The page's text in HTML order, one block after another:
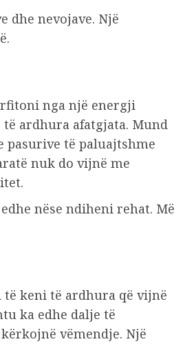
dhe nevojave. Një
nga një energji
ardhura afatgjata. Mund
të paluajtshme
nuk do vijnë me
nëse ndiheni rehat. Më
të keni të ardhura që vijnë
ka edhe dalje të
vëmendje. Një